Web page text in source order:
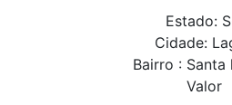
Estado:
Cidade:
Bairro : Santa
Valor